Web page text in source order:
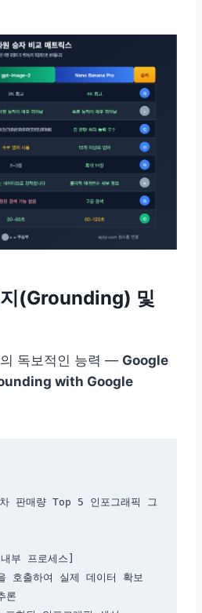
(Grounding) 및
독보적인 능력 — Google
with Google
판매량 Top 5 인포그래픽 그
부 프로세스]